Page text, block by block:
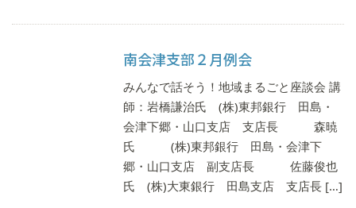
南会津支部２月例会
みんなで話そう！地域まるごと座談会 講
師：岩橋謙治氏 (株)東邦銀行 田島・
会津下郷・山口支店 支店長 森暁
氏 (株)東邦銀行 田島・会津下
郷・山口支店 副支店長 佐藤俊也
氏 (株)大東銀行 田島支店 支店長 […]